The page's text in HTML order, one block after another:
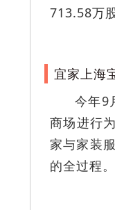
713.58万
宜家上海
今年9
商场进行
家与家装
的全过程。